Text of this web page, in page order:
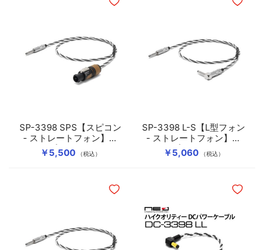
￥5,500 （税込）
SP-3398 SPS【スピコン
- ストレートフォン】楽
器アンプ用スピーカーケ
ーブル
ほしいものリストに追加
￥5,060 （税込）
SP-3398 L-S【L型フォン
- ストレートフォン】楽
器アンプ用スピーカーケ
ーブル
ほしい
ほしいものリストに追加 ほしい